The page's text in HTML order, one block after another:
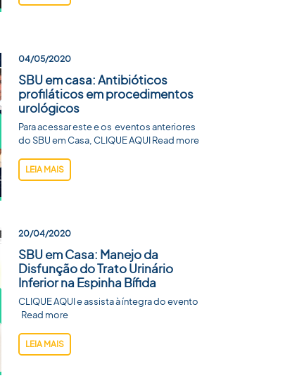
04/05/2020
SBU em casa: Antibióticos
profiláticos em procedimentos
urológicos
Para acessar este e os eventos anteriores
do SBU em Casa, CLIQUE AQUI Read more
LEIA MAIS
20/04/2020
SBU em Casa: Manejo da
Disfunção do Trato Urinário
Inferior na Espinha Bífida
CLIQUE AQUI e assista à íntegra do evento
Read more
LEIA MAIS